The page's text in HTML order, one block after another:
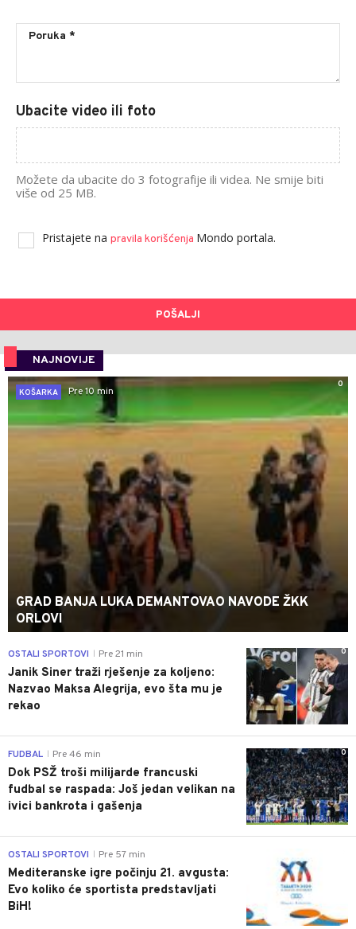
Ubacite video ili foto
Možete da ubacite do 3 fotografije ili videa. Ne smije biti
više od 25 MB.
Pristajete na pravila korišćenja Mondo portala.
POŠALJI
NAJNOVIJE
0
KOŠARKA
Pre 10 min
GRAD BANJA LUKA DEMANTOVAO NAVODE ŽKK
ORLOVI
0
OSTALI SPORTOVI Pre 21 min
Janik Siner traži rješenje za koljeno:
Nazvao Maksa Alegrija, evo šta mu je
rekao
0
FUDBAL Pre 46 min
Dok PSŽ troši milijarde francuski
fudbal se raspada: Još jedan velikan na
ivici bankrota i gašenja
OSTALI SPORTOVI Pre 57 min
Mediteranske igre počinju 21. avgusta:
Evo koliko će sportista predstavljati
BiH!